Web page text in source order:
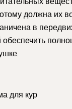
должна их
в
для кур